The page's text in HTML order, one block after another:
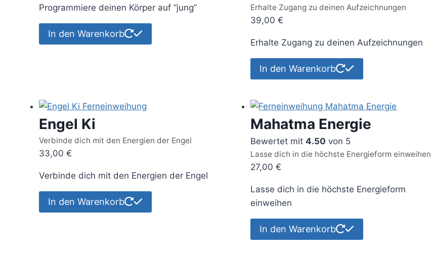
Programmiere deinen Körper auf “jung”
In den Warenkorb
Erhalte Zugang zu deinen Aufzeichnungen
39,00€
Erhalte Zugang zu deinen Aufzeichnungen
In den Warenkorb
Engel Ki
Verbinde dich mit den Energien der Engel
33,00 €
Verbinde dich mit den Energien der Engel
In den Warenkorb
Mahatma Energie
Bewertet mit4.50 von 5
Lasse dich in die höchste Energieform einweihen
27,00€
Lasse dich in die höchste Energieform
einweihen
In den Warenkorb